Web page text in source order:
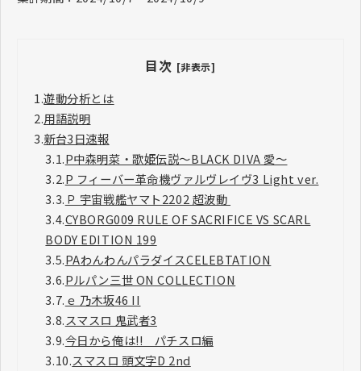
目次 [非表示]
1.遊動分析とは
2.用語説明
3.新台3日速報
3.1.P中森明菜・歌姫伝説～BLACK DIVA 愛～
3.2.P フィーバー革命機ヴァルヴレイヴ3 Light ver.
3.3. Ｐ 宇宙戦艦ヤマト2202 超波動
3.4.CYBORG009 RULE OF SACRIFICE VS SCARL
BODY EDITION 199
3.5.PAわんわんパラダイスCELEBTATION
3.6.Pルパン三世 ON COLLECTION
3.7. ｅ 乃木坂46 II
3.8.スマスロ 鬼武者3
3.9.今日から俺は!! パチスロ編
3.10.スマスロ 頭文字D 2nd